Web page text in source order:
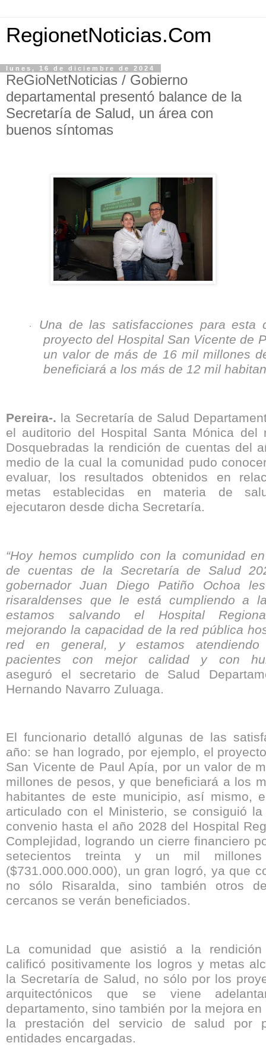
RegionetNoticias.Com
lunes, 16 de diciembre de 2024
ReGioNetNoticias / Gobierno
departamental presentó balance de la
Secretaría de Salud, un área con
buenos síntomas
·
Una de las satisfacciones para esta
proyecto del Hospital San Vicente de
un valor de más de 16 mil millones
beneficiará a los más de 12 mil
Pereira-. la Secretaría de Salud
el auditorio del Hospital Santa Mónica del
Dosquebradas la rendición de cuentas del
medio de la cual la comunidad pudo
evaluar, los resultados obtenidos en
metas establecidas en materia de
ejecutaron desde dicha Secretaría.
“Hoy hemos cumplido con la comunidad
de cuentas de la Secretaría de Salud
gobernador Juan Diego Patiño Ochoa
risaraldenses que le está cumpliendo a
estamos salvando el Hospital
mejorando la capacidad de la red pública
red en general, y estamos
pacientes con mejor calidad y con
aseguró el secretario de Salud
Hernando Navarro Zuluaga.
El funcionario detalló algunas de las
año: se han logrado, por ejemplo, el
San Vicente de Paul Apía, por un valor de
millones de pesos, y que beneficiará a los
habitantes de este municipio, así mismo,
articulado con el Ministerio, se consiguió
convenio hasta el año 2028 del Hospital
Complejidad, logrando un cierre financiero
setecientos treinta y un mil
($731.000.000.000), un gran logró, ya que
no sólo Risaralda, sino también otros
cercanos se verán beneficiados.
La comunidad que asistió a la
calificó positivamente los logros y metas
la Secretaría de Salud, no sólo por los
arquitectónicos que se viene
departamento, sino también por la mejora
la prestación del servicio de salud por
entidades encargadas.